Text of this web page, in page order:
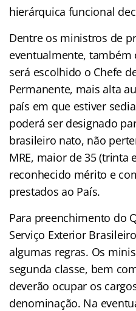
hierárquica funcional
Dentre os ministros de
eventualmente, também
será escolhido o Chefe
Permanente, mais alta
país em que estiver
poderá ser designado
brasileiro nato, não
MRE, maior de 35 (trinta
reconhecido mérito e
prestados ao País.
Para preenchimento do
Serviço Exterior
algumas regras. Os
segunda classe, bem
deverão ocupar os
denominação. Na